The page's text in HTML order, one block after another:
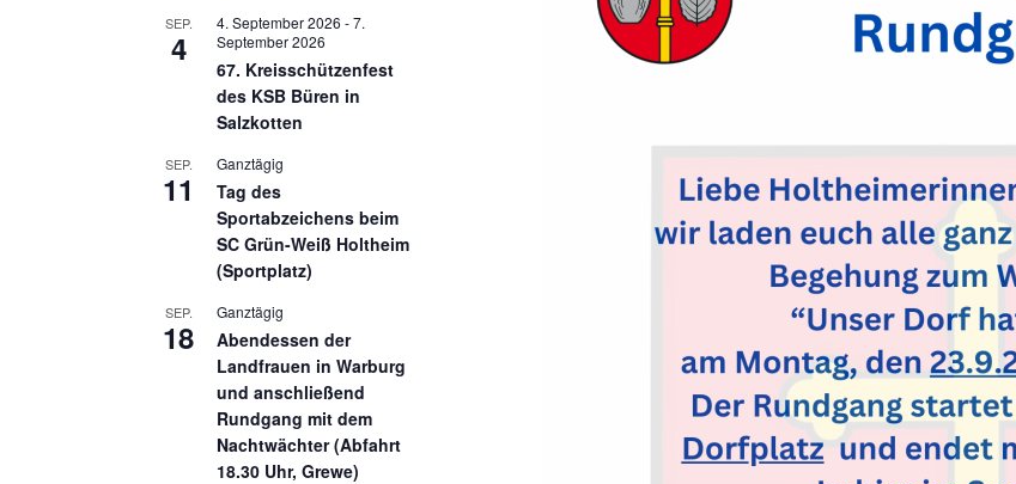
SEP.
4
4. September 2026 -7.
September 2026
67. Kreisschützenfest
des KSB Büren in
Salzkotten
SEP.
11
Ganztägig
Tag des
Sportabzeichens beim
SC Grün-Weiß Holtheim
(Sportplatz)
SEP.
18
Ganztägig
Abendessen der
Landfrauen in Warburg
und anschließend
Rundgang mit dem
Nachtwächter (Abfahrt
18.30 Uhr, Grewe)